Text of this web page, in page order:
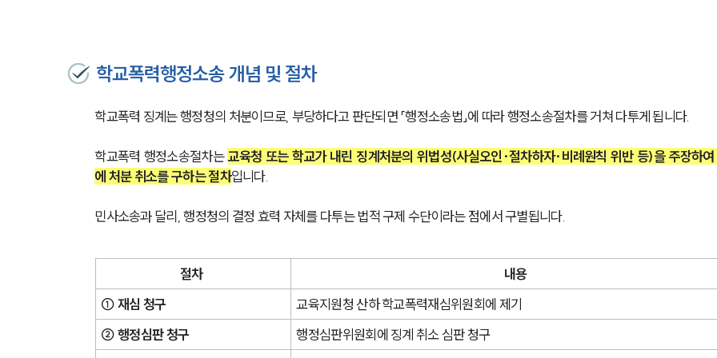
학교폭력행정소송 개념 및 절차
학교폭력 징계는 행정청의 처분이므로, 부당하다고 판단되면 「행정소송법」에 따라 행정소송절차를 거쳐 다투게 됩니다.
학교폭력 행정소송절차는 교육청 또는 학교가 내린 징계처분의 위법성(사실오인·절차하자·비례원칙 위반 등)을 주장하
에 처분 취소를 구하는 절차입니다.
민사소송과 달리, 행정청의 결정 효력 자체를 다투는 법적 구제 수단이라는 점에서 구별됩니다.
절차
내용
① 재심 청구
교육지원청 산하 학교폭력재심위원회에 제기
② 행정심판 청구
행정심판위원회에 징계 취소 심판 청구